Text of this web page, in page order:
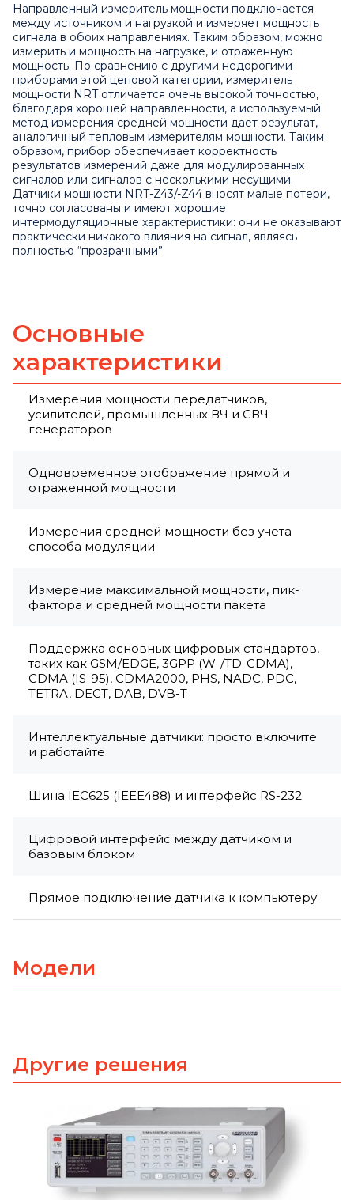
Направленный измеритель мощности подключается
между источником и нагрузкой и измеряет мощность
сигнала в обоих направлениях. Таким образом, можно
измерить и мощность на нагрузке, и отраженную
мощность. По сравнению с другими недорогими
приборами этой ценовой категории, измеритель
мощности NRT отличается очень высокой точностью,
благодаря хорошей направленности, а используемый
метод измерения средней мощности дает результат,
аналогичный тепловым измерителям мощности. Таким
образом, прибор обеспечивает корректность
результатов измерений даже для модулированных
сигналов или сигналов с несколькими несущими.
Датчики мощности NRT-Z43/-Z44 вносят малые потери,
точно согласованы и имеют хорошие
интермодуляционные характеристики: они не оказывают
практически никакого влияния на сигнал, являясь
полностью “прозрачными”.
Основные
характеристики
Измерения мощности передатчиков,
усилителей, промышленных ВЧ и СВЧ
генераторов
Одновременное отображение прямой и
отраженной мощности
Измерения средней мощности без учета
способа модуляции
Измерение максимальной мощности, пик-
фактора и средней мощности пакета
Поддержка основных цифровых стандартов,
таких как GSM/EDGE, 3GPP (W-/TD-CDMA),
CDMA (IS-95), CDMA2000, PHS, NADC, PDC,
TETRA, DECT, DAB, DVB-T
Интеллектуальные датчики: просто включите
и работайте
Шина IEC625 (IEEE488) и интерфейс RS-232
Цифровой интерфейс между датчиком и
базовым блоком
Прямое подключение датчика к компьютеру
Модели
Другие решения